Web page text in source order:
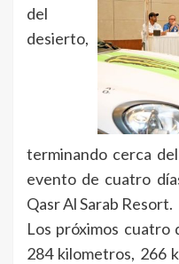
del
desierto,
terminando cerca
evento de cuatro
Qasr Al Sarab Resort.
Los próximos cuatro
284 kilometros, 266